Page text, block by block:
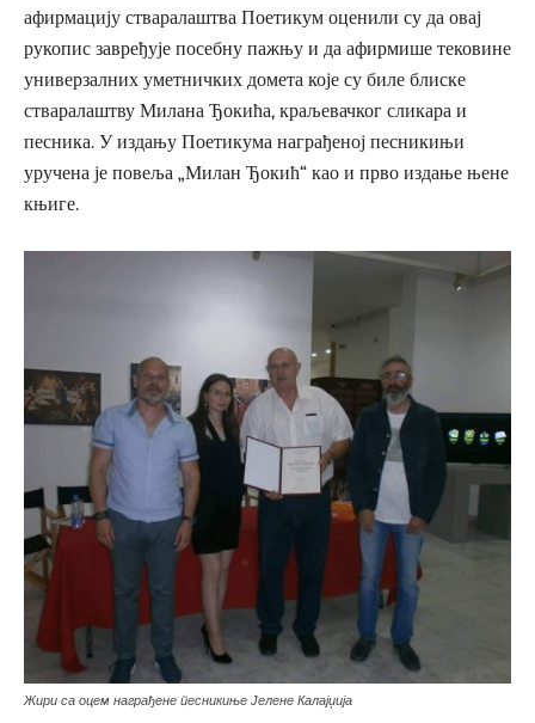
афирмацију стваралаштва Поетикум оценили су да овај
рукопис завређује посебну пажњу и да афирмише тековине
универзалних уметничких домета које су биле блиске
стваралаштву Милана Ђокића, краљевачког сликара и
песника. У издању Поетикума награђеној песникињи
уручена је повеља „Милан Ђокић“ као и прво издање њене
књиге.
Жири са оцем награђене песникиње Јелене Калајџија